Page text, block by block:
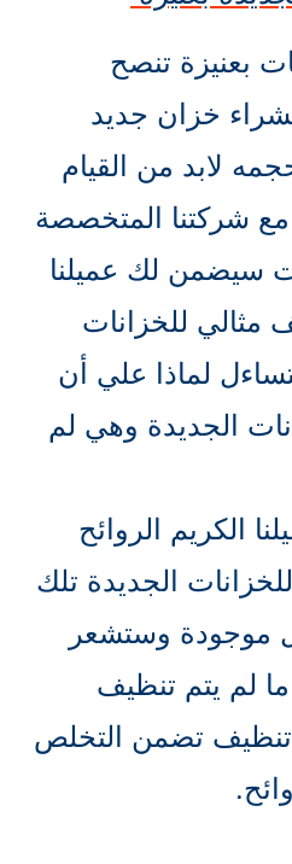
بعنيزة تنصح
بشراء خزان جديد
لابد من القيام
مع شركتنا المتخصصة
سيضمن لك عميلنا
مثالي للخزانات
لماذا علي أن
الجديدة وهي لم
الكريم الروائح
الجديدة تلك
موجودة وستشعر
لم يتم تنظيف
تنظيف تضمن التخلص